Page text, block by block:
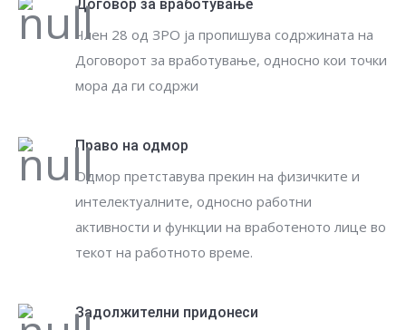
Договор за вработување
Член 28 од ЗРО ја пропишува содржината на
Договорот за вработување, односно кои точки
мора да ги содржи
Право на одмор
Одмор претставува прекин на физичките и
интелектуалните, односно работни
активности и функции на вработеното лице во
текот на работното време.
Задолжителни придонеси